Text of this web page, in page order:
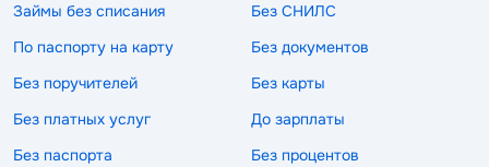
Займы без списания
Без СНИЛС
По паспорту на карту
Без документов
Без поручителей
Без карты
Без платных услуг
До зарплаты
Без паспорта
Без процентов